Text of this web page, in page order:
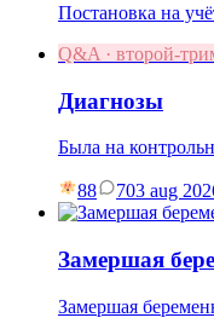
Постановка на
Q&A · второй-
Диагнозы
Была на
88 703 aug
Замершая
Замершая